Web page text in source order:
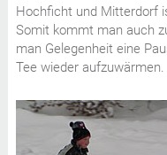
Hochficht und Mitterdorf
Somit kommt man auch
man Gelegenheit eine
Tee wieder aufzuwärmen.